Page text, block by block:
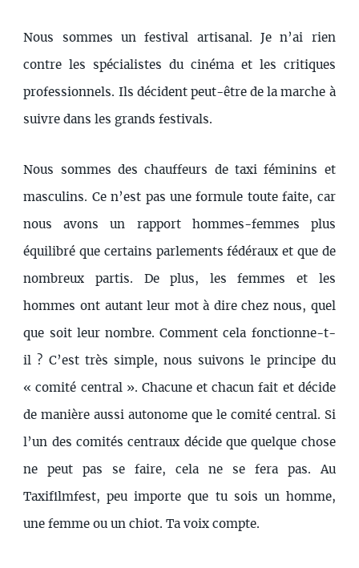
Nous sommes un festival artisanal. Je n’ai rien
contre les spécialistes du cinéma et les critiques
professionnels. Ils décident peut-être de la marche à
suivre dans les grands festivals.
Nous sommes des chauffeurs de taxi féminins et
masculins. Ce n’est pas une formule toute faite, car
nous avons un rapport hommes-femmes plus
équilibré que certains parlements fédéraux et que de
nombreux partis. De plus, les femmes et les
hommes ont autant leur mot à dire chez nous, quel
que soit leur nombre. Comment cela fonctionne-t-
il ? C’est très simple, nous suivons le principe du
« comité central ». Chacune et chacun fait et décide
de manière aussi autonome que le comité central. Si
l’un des comités centraux décide que quelque chose
ne peut pas se faire, cela ne se fera pas. Au
Taxifilmfest, peu importe que tu sois un homme,
une femme ou un chiot. Ta voix compte.